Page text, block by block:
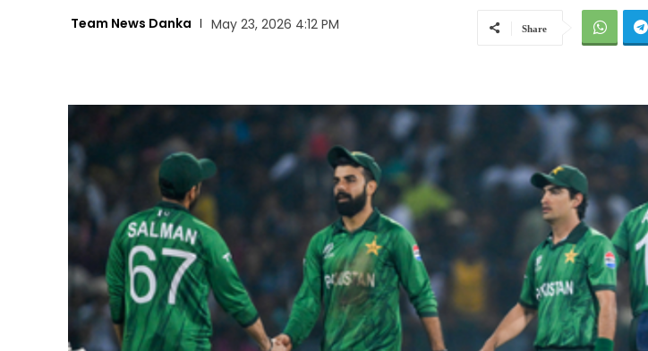
Team News Danka May 23, 2026 4:12 PM Share